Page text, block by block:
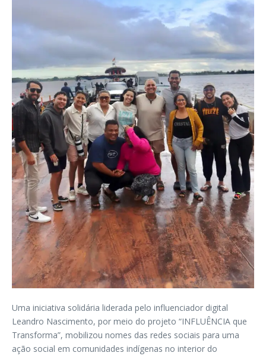
Uma iniciativa solidária liderada pelo influenciador digital
Leandro Nascimento, por meio do projeto “INFLUÊNCIA que
Transforma”, mobilizou nomes das redes sociais para uma
ação social em comunidades indígenas no interior do